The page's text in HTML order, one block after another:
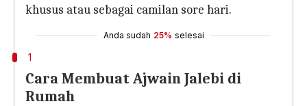
khusus atau sebagai camilan sore hari.
Anda sudah 25% selesai
1
Cara Membuat Ajwain Jalebi di
Rumah